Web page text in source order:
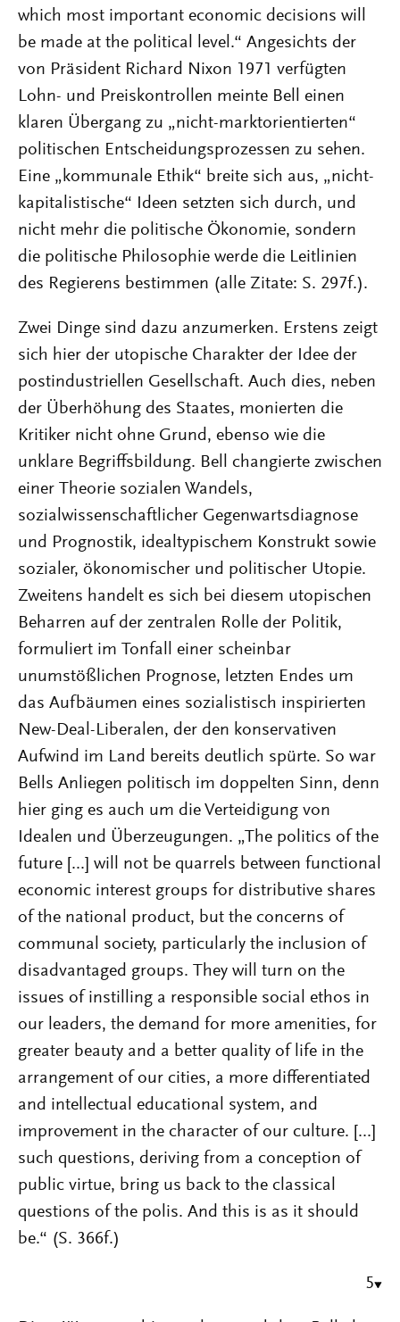
which most important economic decisions will
be made at the political level.“ Angesichts der
von Präsident Richard Nixon 1971 verfügten
Lohn- und Preiskontrollen meinte Bell einen
klaren Übergang zu „nicht-marktorientierten“
politischen Entscheidungsprozessen zu sehen.
Eine „kommunale Ethik“ breite sich aus, „nicht-
kapitalistische“ Ideen setzten sich durch, und
nicht mehr die politische Ökonomie, sondern
die politische Philosophie werde die Leitlinien
des Regierens bestimmen (alle Zitate: S. 297f.).
Zwei Dinge sind dazu anzumerken. Erstens zeigt
sich hier der utopische Charakter der Idee der
postindustriellen Gesellschaft. Auch dies, neben
der Überhöhung des Staates, monierten die
Kritiker nicht ohne Grund, ebenso wie die
unklare Begriffsbildung. Bell changierte zwischen
einer Theorie sozialen Wandels,
sozialwissenschaftlicher Gegenwartsdiagnose
und Prognostik, idealtypischem Konstrukt sowie
sozialer, ökonomischer und politischer Utopie.
Zweitens handelt es sich bei diesem utopischen
Beharren auf der zentralen Rolle der Politik,
formuliert im Tonfall einer scheinbar
unumstößlichen Prognose, letzten Endes um
das Aufbäumen eines sozialistisch inspirierten
New-Deal-Liberalen, der den konservativen
Aufwind im Land bereits deutlich spürte. So war
Bells Anliegen politisch im doppelten Sinn, denn
hier ging es auch um die Verteidigung von
Idealen und Überzeugungen. „The politics of the
future [...] will not be quarrels between functional
economic interest groups for distributive shares
of the national product, but the concerns of
communal society, particularly the inclusion of
disadvantaged groups. They will turn on the
issues of instilling a responsible social ethos in
our leaders, the demand for more amenities, for
greater beauty and a better quality of life in the
arrangement of our cities, a more differentiated
and intellectual educational system, and
improvement in the character of our culture. [...]
such questions, deriving from a conception of
public virtue, bring us back to the classical
questions of the polis. And this is as it should
be.“ (S. 366f.)
5